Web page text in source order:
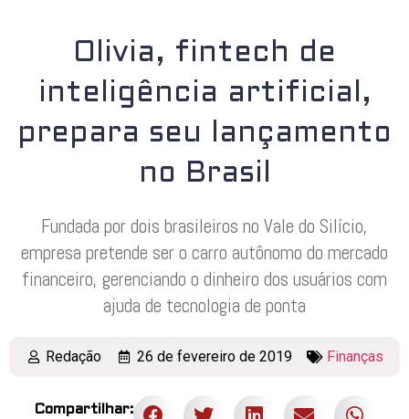
Olivia, fintech de
inteligência artificial,
prepara seu lançamento
no Brasil
Fundada por dois brasileiros no Vale do Silício,
empresa pretende ser o carro autônomo do mercado
financeiro, gerenciando o dinheiro dos usuários com
ajuda de tecnologia de ponta
Redação 26 de fevereiro de 2019 Finanças
Compartilhar: